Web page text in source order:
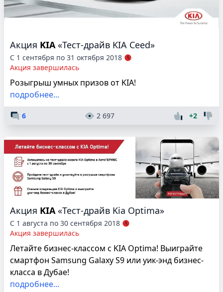
Акция KIA «Тест-драйв KIA Ceed»
С 1 сентября по 31 октября 2018
Акция завершилась
Розыгрыш умных призов от KIA!
подробнее...
6 2 697 +2
Акция KIA «Тест-драйв Kia Optima»
С 1 августа по 30 сентября 2018
Акция завершилась
Летайте бизнес-классом с KIA Optima! Выиграйте
смартфон Samsung Galaxy S9 или уик-энд бизнес-
класса в Дубае!
подробнее...